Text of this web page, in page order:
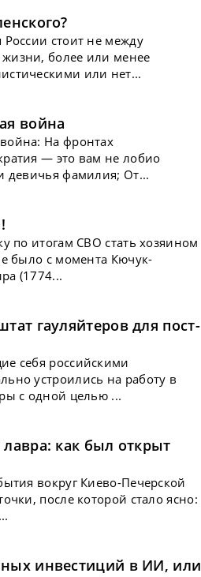
стоит не между
более или менее
или нет...
война
На фронтах
— это вам не лобио
девичья фамилия; От...
по итогам СВО стать хозяином
было с момента Кючук-
(1774...
гауляйтеров для пост-
себя российскими
устроились на работу в
с одной целью ...
как был открыт
вокруг Киево-Печерской
после которой стало ясно:
инвестиций в ИИ, или